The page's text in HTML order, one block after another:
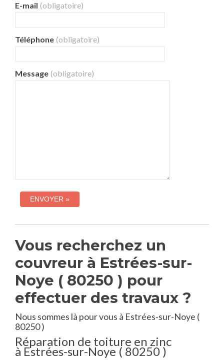
E-mail (obligatoire)
Téléphone (obligatoire)
Message (obligatoire)
Vous recherchez un
couvreur à Estrées-sur-
Noye ( 80250 ) pour
effectuer des travaux ?
Nous sommes là pour vous à Estrées-sur-Noye (
80250 )
Réparation de toiture en zinc
à Estrées-sur-Noye ( 80250 )